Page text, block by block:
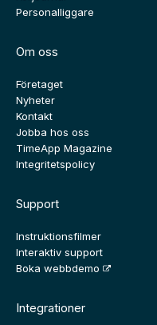
Personalliggare
Om oss
Företaget
Nyheter
Kontakt
Jobba hos oss
TimeApp Magazine
Integritetspolicy
Support
Instruktionsfilmer
Interaktiv support
Boka webbdemo
Integrationer